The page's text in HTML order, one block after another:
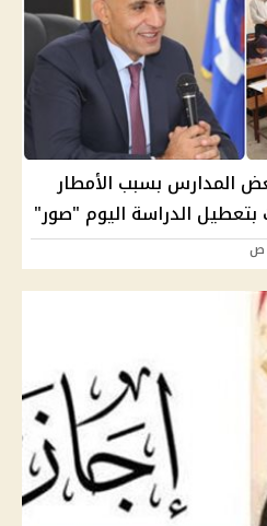
المدارس بسبب الأمطار
الدراسة اليوم "صور"